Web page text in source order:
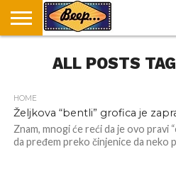
DORUČAK
SVAKODNEVICA
ENTERTAINMENT
LOKACIJE
HRANA I
RECEPTI
NEPUSACKI
LOKALIALL POSTS
HOME
Željkova “bentli” grofica je
Znam, mnogi će reći da je ovo pravi
da pređem preko činjenice da neko